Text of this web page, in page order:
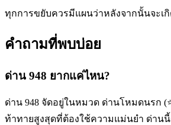
ทุกการขยับควรมีแผนว่าหลังจากนั้นจะเ
คำถามที่พบบ่อย
ด่าน 948 ยากแค่ไหน?
ด่าน 948 จัดอยู่ในหมวด ด่านโหมดนรก
ท้าทายสูงสุดที่ต้องใช้ความแม่นยำ ด่าน